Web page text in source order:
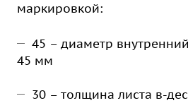
маркировкой:
45 – диаметр
45 мм
30 – толщина листа в-